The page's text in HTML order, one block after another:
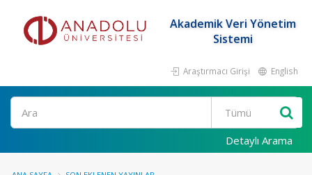
Akademik Veri Yönetim
Sistemi
Araştırmacı Girişi English
Ara
Detaylı Arama